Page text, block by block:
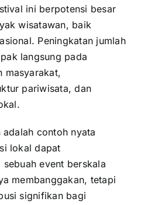
ini berpotensi besar
wisatawan, baik
Peningkatan jumlah
langsung pada
masyarakat,
pariwisata, dan
adalah contoh nyata
lokal dapat
event berskala
membanggakan, tetapi
signifikan bagi